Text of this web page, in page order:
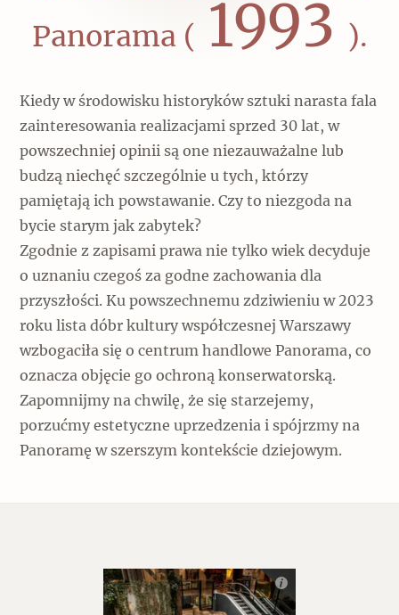
Panorama (
1993 ).
Kiedy w środowisku historyków sztuki narasta fala
zainteresowania realizacjami sprzed 30 lat, w
powszechniej opinii są one niezauważalne lub
budzą niechęć szczególnie u tych, którzy
pamiętają ich powstawanie. Czy to niezgoda na
bycie starym jak zabytek?
Zgodnie z zapisami prawa nie tylko wiek decyduje
o uznaniu czegoś za godne zachowania dla
przyszłości. Ku powszechnemu zdziwieniu w 2023
roku lista dóbr kultury współczesnej Warszawy
wzbogaciła się o centrum handlowe Panorama, co
oznacza objęcie go ochroną konserwatorską.
Zapomnijmy na chwilę, że się starzejemy,
porzućmy estetyczne uprzedzenia i spójrzmy na
Panoramę w szerszym kontekście dziejowym.